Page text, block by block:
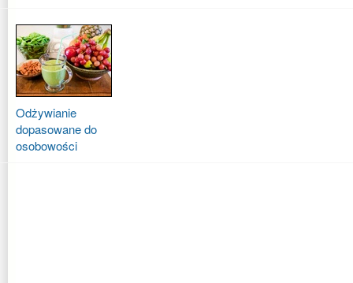
Odżywianie
dopasowane do
osobowości